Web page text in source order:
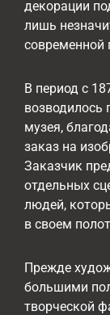
декорации
лишь
современной
В период с
возводилось
музея,
заказ на
Заказчик
отдельных
людей,
в своем
Прежде
большими
творческой